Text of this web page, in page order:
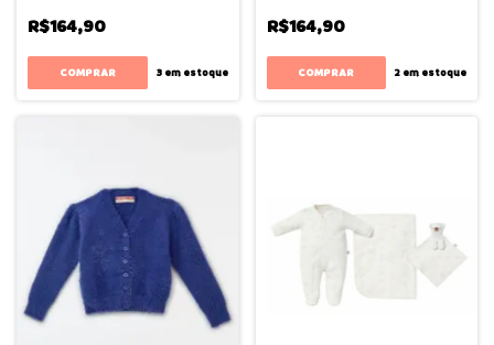
R$164,90
COMPRAR 3em estoque
R$164,90
COMPRAR 2 em estoque